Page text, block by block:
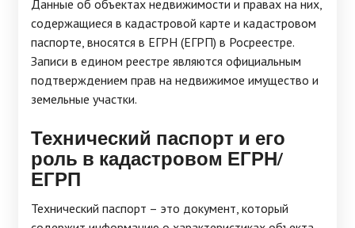
Данные об объектах недвижимости и правах на них,
содержащиеся в кадастровой карте и кадастровом
паспорте, вносятся в ЕГРН (ЕГРП) в Росреестре.
Записи в едином реестре являются официальным
подтверждением прав на недвижимое имущество и
земельные участки.
Технический паспорт и его
роль в кадастровом ЕГРН/
ЕГРП
Технический паспорт – это документ, который